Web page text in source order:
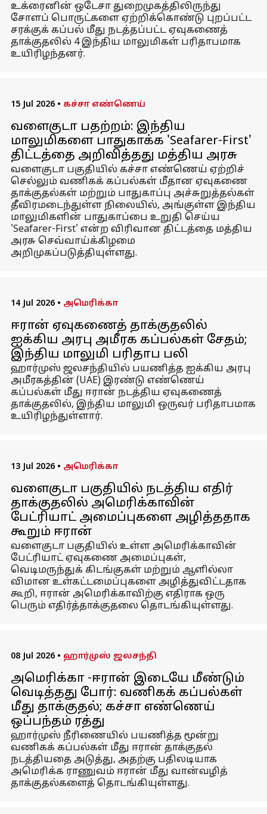
உக்ரைனின் ஒடேசா துறைமுகத்திலிருந்து
சோளப் பொருட்களை ஏற்றிக்கொண்டு புறப்பட்ட
சரக்குக் கப்பல் மீது நடத்தப்பட்ட ஏவுகணைத்
தாக்குதலில் 4 இந்திய மாலுமிகள் பரிதாபமாக
உயிரிழந்தனர்.
15 Jul 2026 • கச்சா எண்ணெய்
வளைகுடா பதற்றம்: இந்திய
மாலுமிகளை பாதுகாக்க 'Seafarer-First'
திட்டத்தை அறிவித்தது மத்திய அரசு
வளைகுடா பகுதியில் கச்சா எண்ணெய் ஏற்றிச்
செல்லும் வணிகக் கப்பல்கள் மீதான ஏவுகணை
தாக்குதல்கள் மற்றும் பாதுகாப்பு அச்சுறுத்தல்கள்
தீவிரமடைந்துள்ள நிலையில், அங்குள்ள இந்திய
மாலுமிகளின் பாதுகாப்பை உறுதி செய்ய
'Seafarer-First' என்ற விரிவான திட்டத்தை மத்திய
அரசு செவ்வாய்க்கிழமை
அறிமுகப்படுத்தியுள்ளது.
14 Jul 2026 • அமெரிக்கா
ஈரான் ஏவுகணைத் தாக்குதலில்
ஐக்கிய அரபு அமீரக கப்பல்கள் சேதம்;
இந்திய மாலுமி பரிதாப பலி
ஹார்முஸ் ஜலசந்தியில் பயணித்த ஐக்கிய அரபு
அமீரகத்தின் (UAE) இரண்டு எண்ணெய்
கப்பல்கள் மீது ஈரான் நடத்திய ஏவுகணைத்
தாக்குதலில், இந்திய மாலுமி ஒருவர் பரிதாபமாக
உயிரிழந்துள்ளார்.
13 Jul 2026 • அமெரிக்கா
வளைகுடா பகுதியில் நடத்திய எதிர்
தாக்குதலில் அமெரிக்காவின்
பேட்ரியாட் அமைப்புகளை அழித்ததாக
கூறும் ஈரான்
வளைகுடா பகுதியில் உள்ள அமெரிக்காவின்
பேட்ரியாட் ஏவுகணை அமைப்புகள்,
வெடிமருந்துக் கிடங்குகள் மற்றும் ஆளில்லா
விமான உள்கட்டமைப்புகளை அழித்துவிட்டதாக
கூறி, ஈரான் அமெரிக்காவிற்கு எதிராக ஒரு
பெரும் எதிர்த்தாக்குதலை தொடங்கியுள்ளது.
08 Jul 2026 • ஹார்முஸ் ஜலசந்தி
அமெரிக்கா -ஈரான் இடையே மீண்டும்
வெடித்தது போர்: வணிகக் கப்பல்கள்
மீது தாக்குதல்; கச்சா எண்ணெய்
ஒப்பந்தம் ரத்து
ஹார்முஸ் நீரிணையில் பயணித்த மூன்று
வணிகக் கப்பல்கள் மீது ஈரான் தாக்குதல்
நடத்தியதை அடுத்து, அதற்கு பதிலடியாக
அமெரிக்க ராணுவம் ஈரான் மீது வான்வழித்
தாக்குதல்களைத் தொடங்கியுள்ளது.